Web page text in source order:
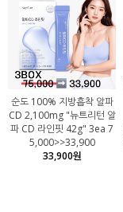
순도 100% 지방흡착 알파
CD 2,100mg "뉴트리턴 알
파 CD 라인핏 42g" 3ea 7
5,000>>33,900
33,900원